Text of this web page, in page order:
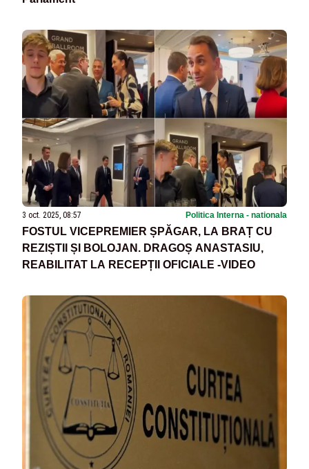
3 oct. 2025, 08:57 Politica Interna - nationala
FOSTUL VICEPREMIER ȘPĂGAR, LA BRAȚ CU
REZIȘTII ȘI BOLOJAN. DRAGOȘ ANASTASIU,
REABILITAT LA RECEPȚII OFICIALE -VIDEO